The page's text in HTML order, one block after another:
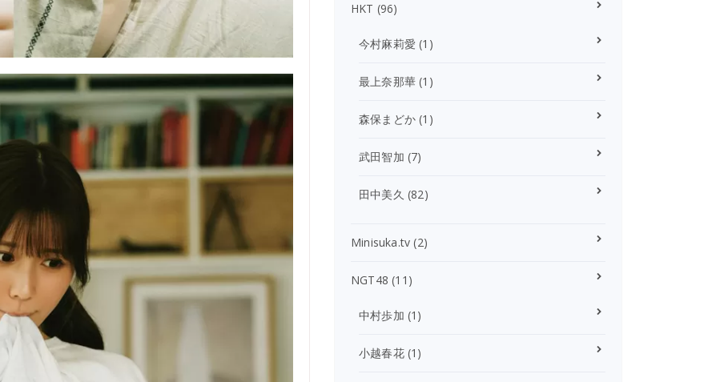
HKT (96)
今村麻莉愛 (1)
最上奈那華 (1)
森保まどか (1)
武田智加 (7)
田中美久 (82)
Minisuka.tv (2)
NGT48 (11)
中村歩加 (1)
小越春花(1)